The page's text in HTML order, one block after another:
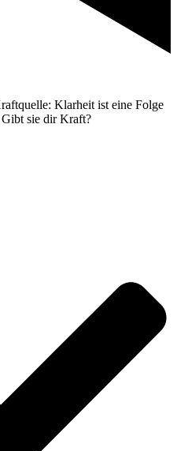
Klarheit ist eine Folge
Gibt sie dir Kraft?